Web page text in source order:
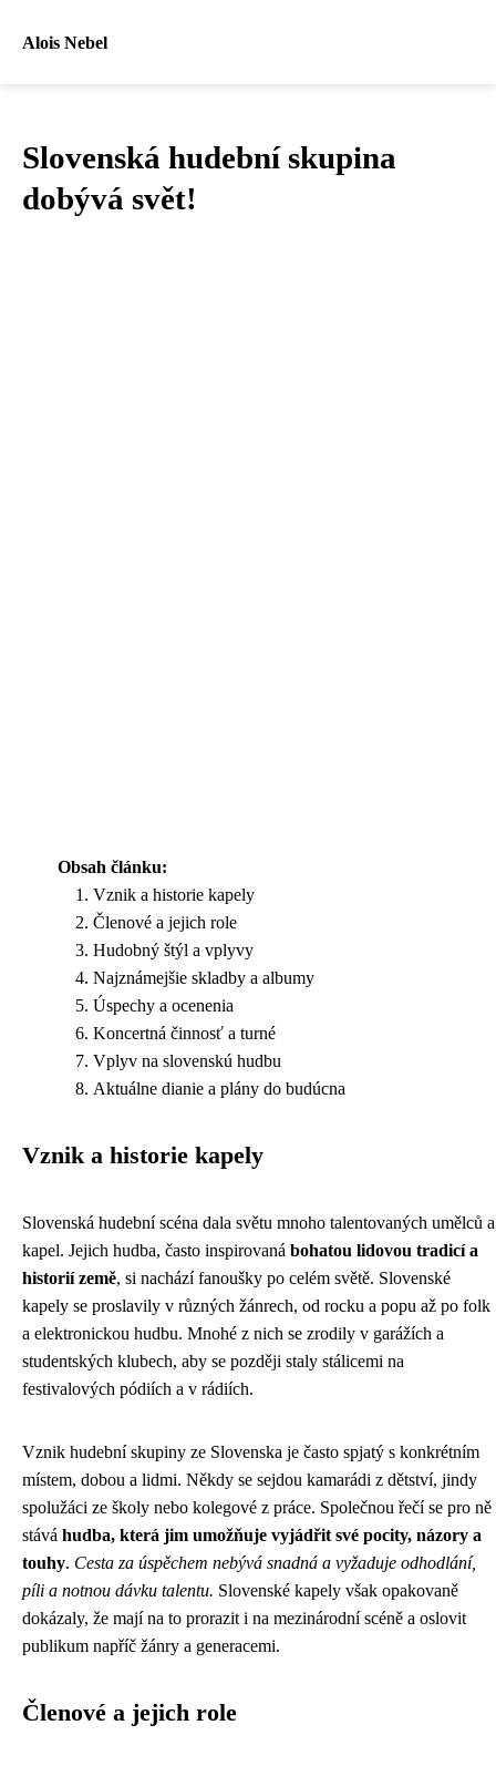
Alois Nebel
Slovenská hudební skupina
dobývá svět!
Obsah článku:
Vznik a historie kapely
Členové a jejich role
Hudobný štýl a vplyvy
Najznámejšie skladby a albumy
Úspechy a ocenenia
Koncertná činnosť a turné
Vplyv na slovenskú hudbu
Aktuálne dianie a plány do budúcna
Vznik a historie kapely
Slovenská hudební scéna dala světu mnoho talentovaných umělců a
kapel. Jejich hudba, často inspirovaná bohatou lidovou tradicí a
historií země, si nachází fanoušky po celém světě. Slovenské
kapely se proslavily v různých žánrech, od rocku a popu až po folk
a elektronickou hudbu. Mnohé z nich se zrodily v garážích a
studentských klubech, aby se později staly stálicemi na
festivalových pódiích a v rádiích.
Vznik hudební skupiny ze Slovenska je často spjatý s konkrétním
místem, dobou a lidmi. Někdy se sejdou kamarádi z dětství, jindy
spolužáci ze školy nebo kolegové z práce. Společnou řečí se pro ně
stává hudba, která jim umožňuje vyjádřit své pocity, názory a
touhy. Cesta za úspěchem nebývá snadná a vyžaduje odhodlání,
píli a notnou dávku talentu. Slovenské kapely však opakovaně
dokázaly, že mají na to prorazit i na mezinárodní scéně a oslovit
publikum napříč žánry a generacemi.
Členové a jejich role